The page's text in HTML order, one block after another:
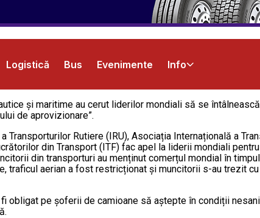
Logistică Bus Evenimente Info
și maritime au cerut liderilor mondiali să se
de aprovizionare”.
Rutiere (IRU), Asociația Internațională a
din Transport (ITF) fac apel la liderii mondiali
din transporturi au menținut comerțul mondial în
traficul aerian a fost restricționat și muncitorii s-au trezit
obligat pe șoferii de camioane să aștepte în condiții